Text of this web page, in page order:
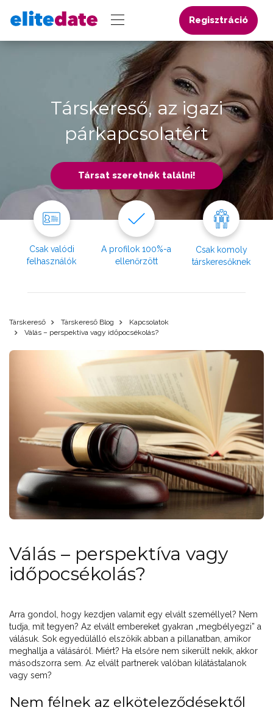
Regisztráció
Társkereső, az igazi
párkapcsolatért
Társat szeretnék találni!
Csak valódi
felhasználók
A profilok 100%-a
ellenőrzött
Csak komoly
társkeresőknek
Társkereső Társkereső Blog
Kapcsolatok
Válás – perspektíva vagy időpocsékolás?
Válás – perspektíva vagy
időpocsékolás?
Arra gondol, hogy kezdjen valamit egy elvált személlyel? Nem
tudja, mit tegyen? Az elvált embereket gyakran „megbélyegzi” a
válásuk. Sok egyedülálló elszökik abban a pillanatban, amikor
meghallja a válásáról. Miért? Ha elsőre nem sikerült nekik, akkor
másodszorra sem. Az elvált partnerek valóban kilátástalanok
vagy sem?
Nem félnek az elköteleződésektől